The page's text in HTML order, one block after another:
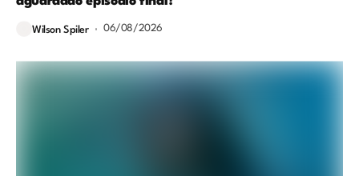
Wilson Spiler 06/08/2026